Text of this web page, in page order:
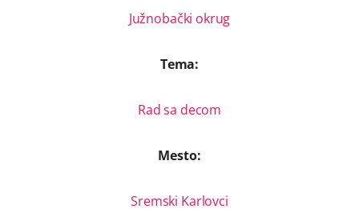
Južnobački okrug
Tema:
Rad sa decom
Mesto:
Sremski Karlovci